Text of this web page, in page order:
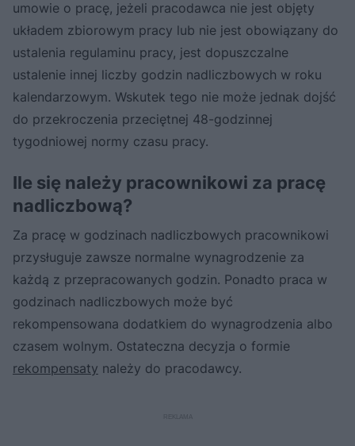
umowie o pracę, jeżeli pracodawca nie jest objęty
układem zbiorowym pracy lub nie jest obowiązany do
ustalenia regulaminu pracy, jest dopuszczalne
ustalenie innej liczby godzin nadliczbowych w roku
kalendarzowym. Wskutek tego nie może jednak dojść
do przekroczenia przeciętnej 48-godzinnej
tygodniowej normy czasu pracy.
Ile się należy pracownikowi za pracę
nadliczbową?
Za pracę w godzinach nadliczbowych pracownikowi
przysługuje zawsze normalne wynagrodzenie za
każdą z przepracowanych godzin. Ponadto praca w
godzinach nadliczbowych może być
rekompensowana dodatkiem do wynagrodzenia albo
czasem wolnym. Ostateczna decyzja o formie
rekompensaty należy do pracodawcy.